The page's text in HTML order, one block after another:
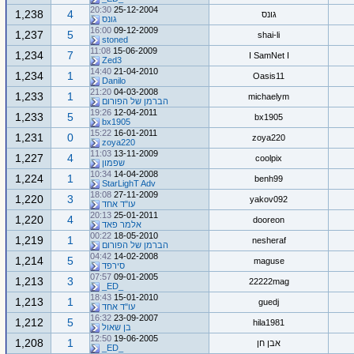
גונס
25-12-2004
20:30
גונס
4
1,238
shai-li
09-12-2009
16:00
stoned
5
1,237
I SamNet I
15-06-2009
11:08
Zed3
7
1,234
Oasis11
21-04-2010
14:40
Danilo
1
1,234
michaelym
04-03-2008
21:20
הברמן של הפורום
1
1,233
bx1905
12-04-2011
19:26
bx1905
5
1,233
zoya220
16-01-2011
15:22
zoya220
0
1,231
coolpix
13-11-2009
11:03
שפמון
4
1,227
benh99
14-04-2008
10:34
StarLighT Adv
1
1,224
yakov092
27-11-2009
18:08
עו"ד אחד
3
1,220
dooreon
25-01-2011
20:13
אלמר פאד
4
1,220
nesheraf
18-05-2010
00:22
הברמן של הפורום
1
1,219
maguse
14-02-2008
04:42
סירפד
5
1,214
22222mag
09-01-2005
07:57
3
1,213
guedj
15-01-2010
18:43
עו"ד אחד
1
1,213
hila1981
23-09-2007
16:32
בן שאול
5
1,212
אבן חן 19-06-2005
12:50
1
1,208